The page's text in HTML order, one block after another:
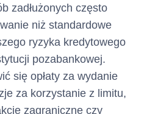
wskazana w Taryfie
część Limitu
Kredytowego
wykorzystanego w
bieżącym Okresie
Rozliczeniowym,
przy czym po rozwiązaniu lub
zadłużonych często
niż standardowe
ryzyka kredytowego
pozabankowej.
się opłaty za wydanie
za korzystanie z limitu,
zagraniczne czy